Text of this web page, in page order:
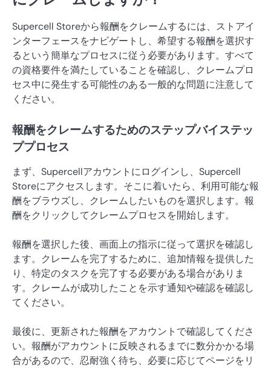
Supercell Storeから報酬をクレームするには、ストアイ
ンターフェースをナビゲートし、希望する報酬を選択す
るという簡単なプロセスに従う必要があります。すべて
の資格要件を満たしていることを確認し、クレームプロ
セス中に発生する可能性のある一般的な問題に注意して
ください。
報酬をクレームするためのステップバイステッ
ププロセス
まず、Supercellアカウントにログインし、Supercell
Storeにアクセスします。そこに着いたら、利用可能な報
酬をブラウズし、クレームしたいものを選択します。報
酬をクリックしてクレームプロセスを開始します。
報酬を選択した後、画面上の指示に従って選択を確認し
ます。クレームを完了するために、追加情報を提供した
り、特定のタスクを完了する必要がある場合がありま
す。クレームが成功したことを示す通知や確認を確認し
てください。
最後に、更新された報酬をアカウントで確認してくださ
い。報酬がアカウントに反映されるまでに数分かかる場
合があるので、忍耐強く待ち、必要に応じてページをリ